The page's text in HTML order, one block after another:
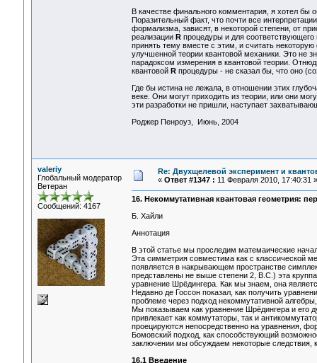
В качестве финального комментария, я хотел бы
Поразительный факт, что почти все
формализма, зависят, в некоторой степени, от
реализации Rпроцедуры и для соответствующего
принять тему вместе с этим, и считать
улучшенной теории квантовой механики. Это не
парадоксом измерения в квантовой теории.
квантовой Rпроцедуры - не сказал бы, что оно
Где бы истина не лежала, в отношении этих
веке. Они могут приходить из теории, или они
эти разработки не пришли, наступает
Роджер Пенроуз, Июнь, 2004
valeriy
Глобальный модератор
Ветеран
Сообщений: 4167
Re: Двухщелевой эксперимент и
« Ответ #1347 : 11 Февраля 2010, 17:40:31 »
16. Некоммутативная квантовая геометрия:
Б. Хайли
Аннотация
В этой статье мы проследим матемаические
Эта симметрия совместима как с классической
появляется в накрывающем пространстве
представлены не выше степени 2, В.С.) эта
уравнение Шрёдингера. Как мы знаем, она
Недавно де Госсон показал, как получить
проблеме через подход некоммутативной
Мы показываем как уравнение Шрёдингера и его
привлекает как коммутаторы, так и
проецируются непосредственно на уравнения,
Бомовский подход, как способствующий
заключении мы обсуждаем некоторые следствия,
16.1 Введение